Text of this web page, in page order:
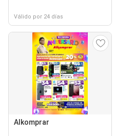
Válido por 24 días
Alkomprar